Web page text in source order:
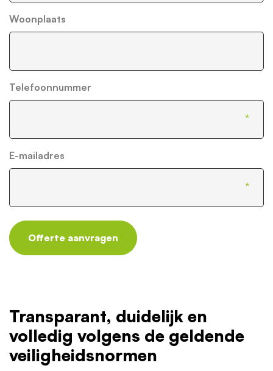
Woonplaats
Telefoonnummer
E-mailadres
Offerte aanvragen
Transparant, duidelijk en
volledig volgens de geldende
veiligheidsnormen